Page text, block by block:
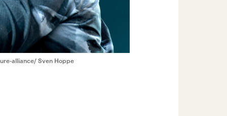
alliance/ Sven Hoppe